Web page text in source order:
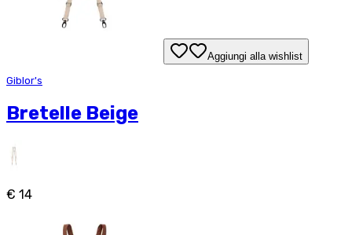
Aggiungi alla wishlist
Giblor's
Bretelle Beige
€ 14